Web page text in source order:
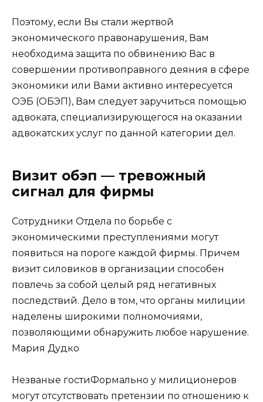
Поэтому, если Вы стали жертвой
экономического правонарушения, Вам
необходима защита по обвинению Вас в
совершении противоправного деяния в сфере
экономики или Вами активно интересуется
ОЭБ (ОБЭП), Вам следует заручиться помощью
адвоката, специализирующегося на оказании
адвокатских услуг по данной категории дел.
Визит обэп — тревожный
сигнал для фирмы
Сотрудники Отдела по борьбе с
экономическими преступлениями могут
появиться на пороге каждой фирмы. Причем
визит силовиков в организации способен
повлечь за собой целый ряд негативных
последствий. Дело в том, что органы милиции
наделены широкими полномочиями,
позволяющими обнаружить любое нарушение.
Мария Дудко
Незваные гостиФормально у милиционеров
могут отсутствовать претензии по отношению к